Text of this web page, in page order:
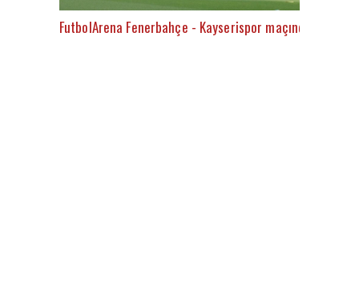
FutbolArena Fenerbahçe - Kayserispor maçında